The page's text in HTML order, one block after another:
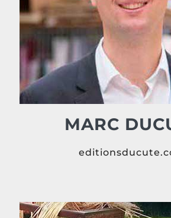
MARC